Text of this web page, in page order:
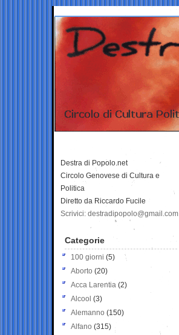
Destra di Popolo.net
Circolo Genovese di Cultura e
Politica
Diretto da Riccardo Fucile
Scrivici: destradipopolo@gmail.com
Categorie
100 giorni (5)
Aborto (20)
Acca Larentia (2)
Alcool (3)
Alemanno (150)
Alfano (315)